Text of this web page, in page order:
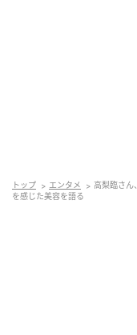
『ライク・サムワン
トップ エンタメ
高梨臨さん
を感じた美容を語る